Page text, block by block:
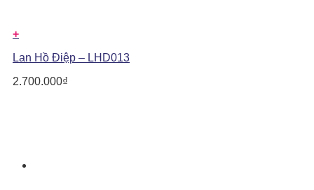
+
Lan Hồ Điệp – LHD013
2.700.000₫